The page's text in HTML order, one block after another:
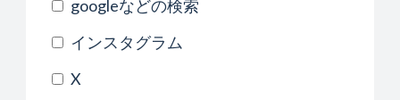
googleなどの検索
インスタグラム
X